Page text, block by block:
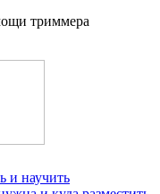
триммера
и научить